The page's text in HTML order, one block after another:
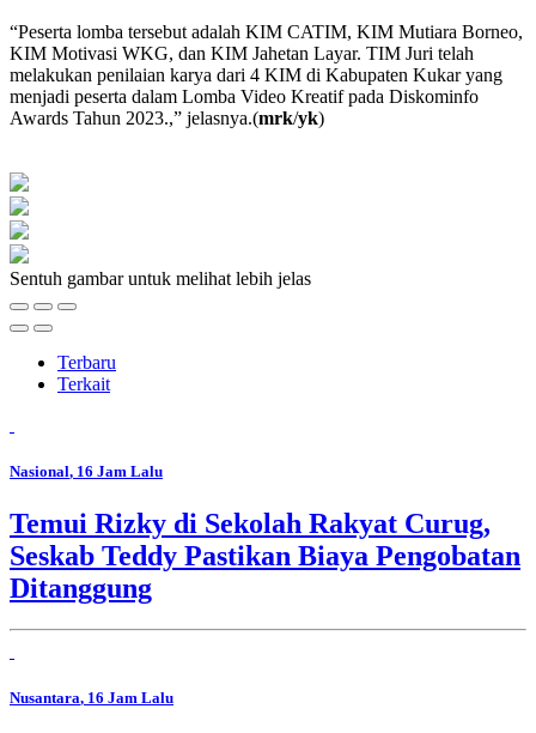
“Peserta lomba tersebut adalah KIM CATIM, KIM Mutiara Borneo,
KIM Motivasi WKG, dan KIM Jahetan Layar. TIM Juri telah
melakukan penilaian karya dari 4 KIM di Kabupaten Kukar yang
menjadi peserta dalam Lomba Video Kreatif pada Diskominfo
Awards Tahun 2023.,” jelasnya.(mrk/yk)
Sentuh gambar untuk melihat lebih jelas
Terbaru
Terkait
Nasional, 16 Jam Lalu
Temui Rizky di Sekolah Rakyat Curug,
Seskab Teddy Pastikan Biaya Pengobatan
Ditanggung
Nusantara, 16 Jam Lalu